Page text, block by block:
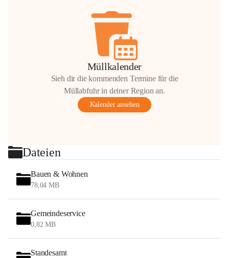
Müllkalender
Sieh dir die kommenden Termine für die
Müllabfuhr in deiner Region an.
Kalender ansehen
Dateien
Bauen & Wohnen
78,04 MB
Gemeindeservice
0,82 MB
Standesamt